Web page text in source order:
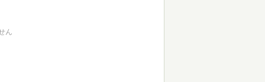
ん